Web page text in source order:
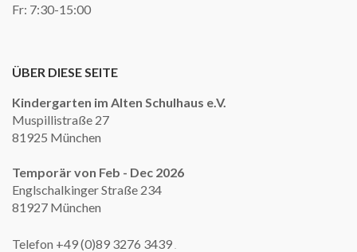
Fr: 7:30-15:00
ÜBER DIESE SEITE
Kindergarten im Alten Schulhaus e.V.
Muspillistraße 27
81925 München
Temporär von Feb - Dec 2026
Englschalkinger Straße 234
81927 München
Telefon +49 (0)89 3276 3439